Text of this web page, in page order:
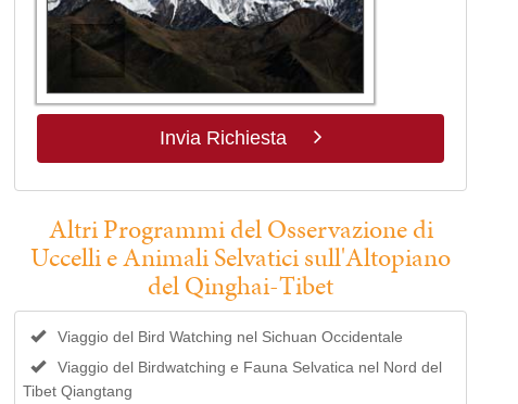
Invia Richiesta
Altri Programmi del Osservazione di
Uccelli e Animali Selvatici sull'Altopiano
del Qinghai-Tibet
Viaggio del Bird Watching nel Sichuan Occidentale
Viaggio del Birdwatching e Fauna Selvatica nel Nord del
Tibet Qiangtang